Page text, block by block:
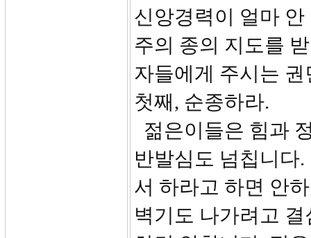
신앙경력이 얼마
주의 종의 지도를
자들에게 주시는
첫째, 순종하라.
젊은이들은 힘과
반발심도 넘칩니다
서 하라고 하면 안
벽기도 나가려고